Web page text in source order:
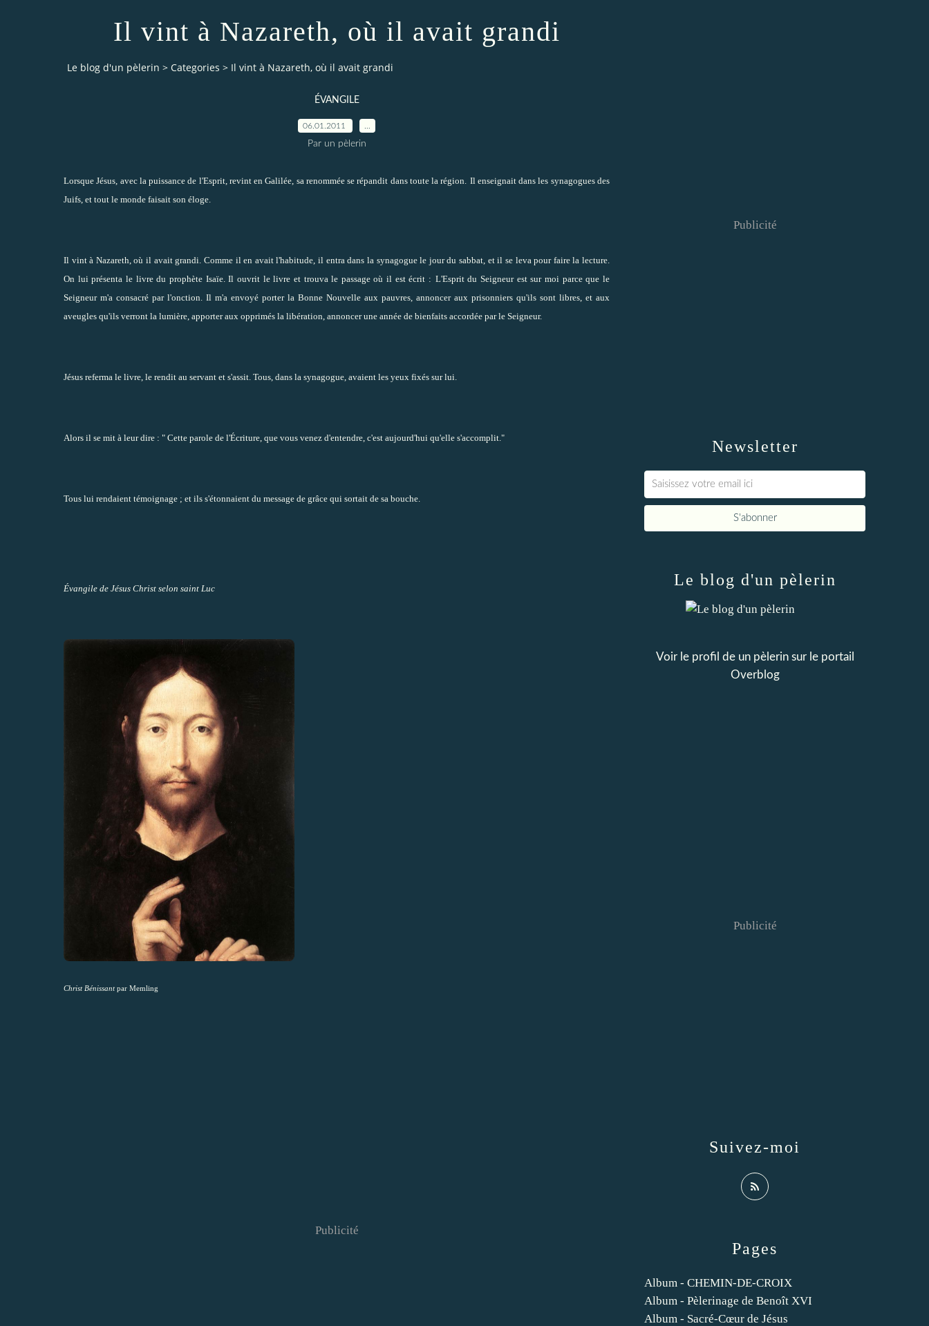
Il vint à Nazareth, où il avait grandi
Le blog d'un pèlerin > Categories > Il vint à Nazareth, où il avait grandi
ÉVANGILE
06.01.2011
Par un pèlerin
Lorsque Jésus, avec la puissance de l'Esprit, revint en Galilée, sa renommée se répandit dans toute la région. Il enseignait dans les synagogues des
Juifs, et tout le monde faisait son éloge.
Il vint à Nazareth, où il avait grandi. Comme il en avait l'habitude, il entra dans la synagogue le jour du sabbat, et il se leva pour faire la lecture.
On lui présenta le livre du prophète Isaïe. Il ouvrit le livre et trouva le passage où il est écrit : L'Esprit du Seigneur est sur moi parce que le
Seigneur m'a consacré par l'onction. Il m'a envoyé porter la Bonne Nouvelle aux pauvres, annoncer aux prisonniers qu'ils sont libres, et aux
aveugles qu'ils verront la lumière, apporter aux opprimés la libération, annoncer une année de bienfaits accordée par le Seigneur.
Jésus referma le livre, le rendit au servant et s'assit. Tous, dans la synagogue, avaient les yeux fixés sur lui.
Alors il se mit à leur dire : " Cette parole de l'Écriture, que vous venez d'entendre, c'est aujourd'hui qu'elle s'accomplit."
Tous lui rendaient témoignage ; et ils s'étonnaient du message de grâce qui sortait de sa bouche.
Évangile de Jésus Christ selon saint Luc
Christ Bénissantpar Memling
Publicité
Newsletter
Publicité
Pages
Album - CHEMIN-DE-CROIX
Album - Pèlerinage de Benoît XVI
Album - Sacré-Cœur de Jésus
Le blog d'un pèlerin
Voir le profil de un pèlerinsur le portail
Overblog
Suivez-moi
Publicité